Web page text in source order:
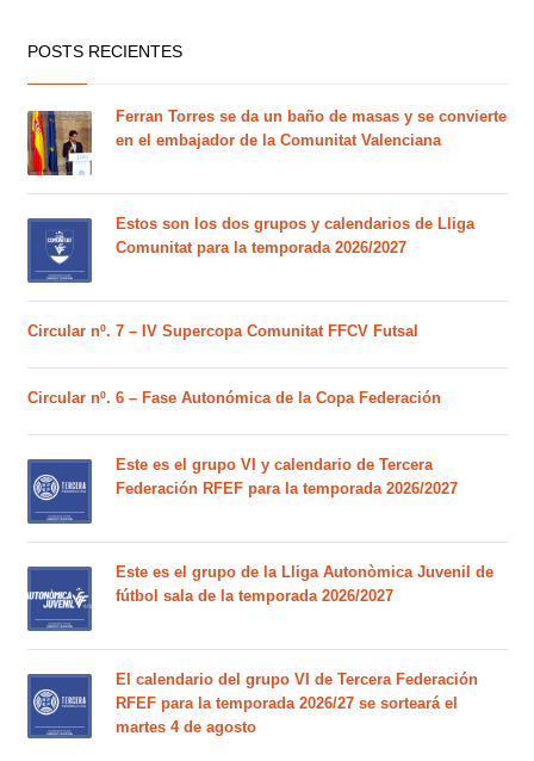
POSTS RECIENTES
Ferran Torres se da un baño de masas y se convierte
en el embajador de la Comunitat Valenciana
Estos son los dos grupos y calendarios de Lliga
Comunitat para la temporada 2026/2027
Circular nº. 7 – IV Supercopa Comunitat FFCV Futsal
Circular nº. 6 – Fase Autonómica de la Copa Federación
Este es el grupo VI y calendario de Tercera
Federación RFEF para la temporada 2026/2027
Este es el grupo de la Lliga Autonòmica Juvenil de
fútbol sala de la temporada 2026/2027
El calendario del grupo VI de Tercera Federación
RFEF para la temporada 2026/27 se sorteará el
martes 4 de agosto